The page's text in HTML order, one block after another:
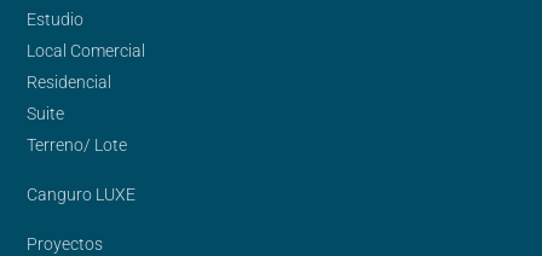
Estudio
Local Comercial
Residencial
Suite
Terreno/ Lote
Canguro LUXE
Proyectos